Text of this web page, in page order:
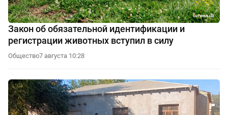
Закон об обязательной идентификации и
регистрации животных вступил в силу
Общество7 августа 10:28